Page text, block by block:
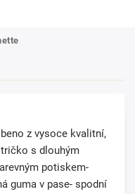
z vysoce kvalitní,
s dlouhým
potiskem-
guma v pase- spodní